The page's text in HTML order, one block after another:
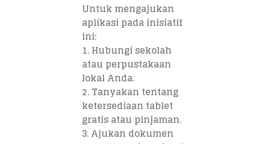
Untuk mengajukan
aplikasi pada inisiatif
ini:
1. Hubungi sekolah
atau perpustakaan
lokal Anda.
2. Tanyakan tentang
ketersediaan tablet
gratis atau pinjaman.
3. Ajukan dokumen